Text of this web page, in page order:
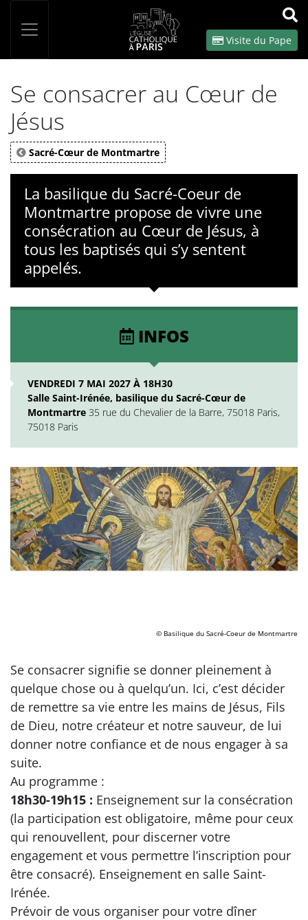
OK
Visite du Pape
Se consacrer au Cœur de
Jésus
Sacré-Cœur de Montmartre
La basilique du Sacré-Coeur de
Montmartre propose de vivre une
consécration au Cœur de Jésus, à
tous les baptisés qui s’y sentent
appelés.
INFOS
VENDREDI 7 MAI 2027 À 18H30
Salle Saint-Irénée, basilique du Sacré-Cœur de
Montmartre 35 rue du Chevalier de la Barre, 75018 Paris,
75018 Paris
© Basilique du Sacré-Coeur de Montmartre
Se consacrer signifie se donner pleinement à
quelque chose ou à quelqu’un. Ici, c’est décider
de remettre sa vie entre les mains de Jésus, Fils
de Dieu, notre créateur et notre sauveur, de lui
donner notre confiance et de nous engager à sa
suite.
Au programme :
18h30-19h15 : Enseignement sur la consécration
(la participation est obligatoire, même pour ceux
qui renouvellent, pour discerner votre
engagement et vous permettre l’inscription pour
être consacré). Enseignement en salle Saint-
Irénée.
Prévoir de vous organiser pour votre dîner
Panneau de gestion des cookies